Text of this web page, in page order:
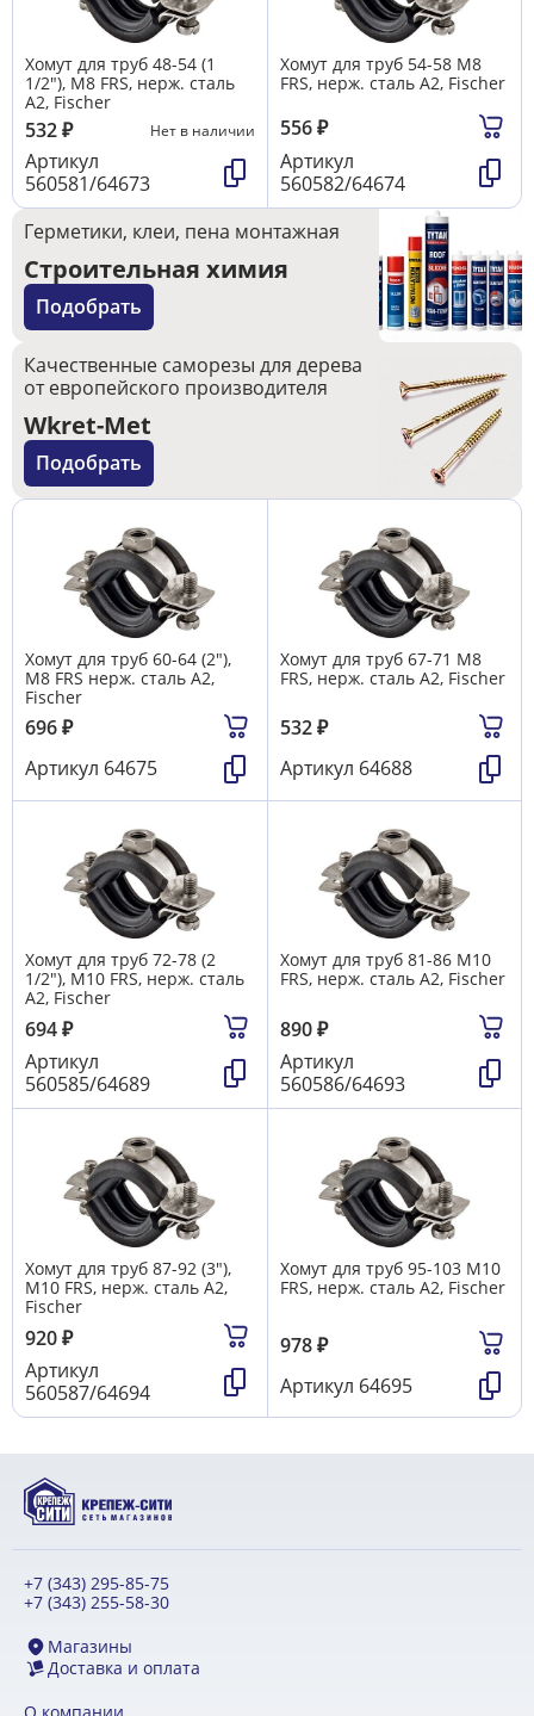
Хомут для труб 48-54 (1
1/2"), М8 FRS, нерж. сталь
А2, Fischer
532₽ Нет в наличии
Артикул
560581/64673
Хомут для труб 54-58 М8
FRS, нерж. сталь А2, Fischer
556₽
Артикул
560582/64674
Герметики, клеи, пена монтажная
Строительная химия
Подобрать
Качественные саморезы для дерева
от европейского производителя
Wkret-Met
Подобрать
Хомут для труб 60-64 (2"),
М8 FRS нерж. сталь А2,
Fischer
696₽
Артикул 64675
Хомут для труб 67-71 М8
FRS, нерж. сталь А2, Fischer
532₽
Артикул 64688
Хомут для труб 72-78 (2
1/2"), М10 FRS, нерж. сталь
А2, Fischer
694₽
Артикул
560585/64689
Хомут для труб 81-86 М10
FRS, нерж. сталь А2, Fischer
890₽
Артикул
560586/64693
Хомут для труб 87-92 (3"),
М10 FRS, нерж. сталь А2,
Fischer
920₽
Артикул
560587/64694
Хомут для труб 95-103 М10
FRS, нерж. сталь А2, Fischer
978₽
Артикул 64695
+7 (343) 295-85-75
+7 (343) 255-58-30
Магазины
Доставка и оплата